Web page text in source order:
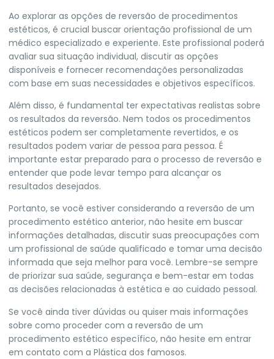
Ao explorar as opções de reversão de procedimentos
estéticos, é crucial buscar orientação profissional de um
médico especializado e experiente. Este profissional poderá
avaliar sua situação individual, discutir as opções
disponíveis e fornecer recomendações personalizadas
com base em suas necessidades e objetivos específicos.
Além disso, é fundamental ter expectativas realistas sobre
os resultados da reversão. Nem todos os procedimentos
estéticos podem ser completamente revertidos, e os
resultados podem variar de pessoa para pessoa. É
importante estar preparado para o processo de reversão e
entender que pode levar tempo para alcançar os
resultados desejados.
Portanto, se você estiver considerando a reversão de um
procedimento estético anterior, não hesite em buscar
informações detalhadas, discutir suas preocupações com
um profissional de saúde qualificado e tomar uma decisão
informada que seja melhor para você. Lembre-se sempre
de priorizar sua saúde, segurança e bem-estar em todas
as decisões relacionadas à estética e ao cuidado pessoal.
Se você ainda tiver dúvidas ou quiser mais informações
sobre como proceder com a reversão de um
procedimento estético específico, não hesite em entrar
em contato com a Plástica dos famosos.